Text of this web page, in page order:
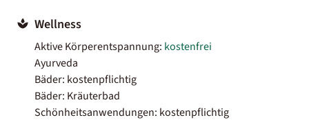
Wellness
Aktive Körperentspannung: kostenfrei
Ayurveda
Bäder: kostenpflichtig
Bäder: Kräuterbad
Schönheitsanwendungen: kostenpflichtig